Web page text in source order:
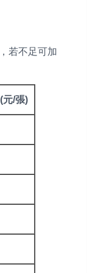
若不足可加
元/張)